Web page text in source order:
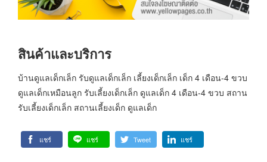
สินค้าและบริการ
บ้านดูแลเด็กเล็ก รับดูแลเด็กเล็ก เลี้ยงเด็กเล็ก เด็ก 4 เดือน-4 ขวบ
ดูแลเด็กเหมือนลูก รับเลี้ยงเด็กเล็ก ดูแลเด็ก 4 เดือน-4 ขวบ สถาน
รับเลี้ยงเด็กเล็ก สถานเลี้ยงเด็ก ดูแลเด็ก
แชร์ แชร์ Tweet แชร์